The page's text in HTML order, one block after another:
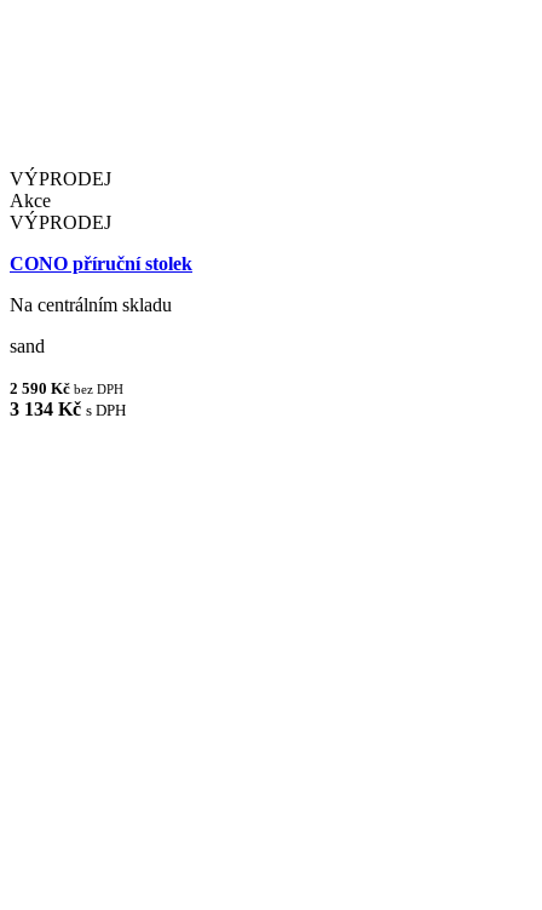
VÝPRODEJ
Akce
VÝPRODEJ
CONO příruční stolek
Na centrálním skladu
sand
2 590 Kč bez DPH
3 134 Kč s DPH